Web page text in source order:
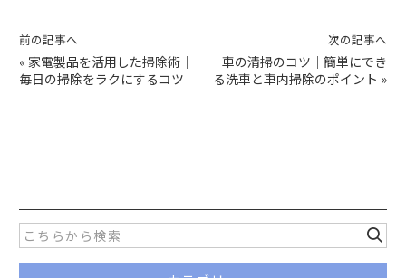
前の記事へ
« 家電製品を活用した掃除術｜
毎日の掃除をラクにするコツ
次の記事へ
車の清掃のコツ｜簡単にでき
る洗車と車内掃除のポイント »